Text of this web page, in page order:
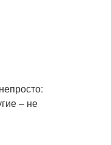
– не